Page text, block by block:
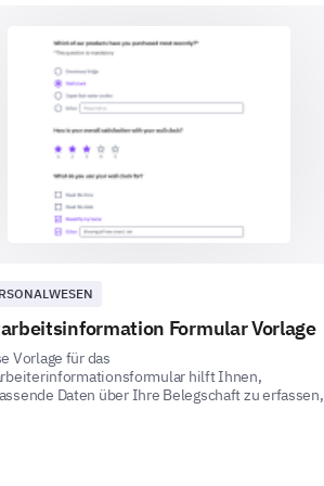
geschätzt
zu? "Teammitglieder sind
Formular Vorlage
Vorlage für das
hilft Ihnen,
Daten über Ihre Belegschaft zu erfassen,